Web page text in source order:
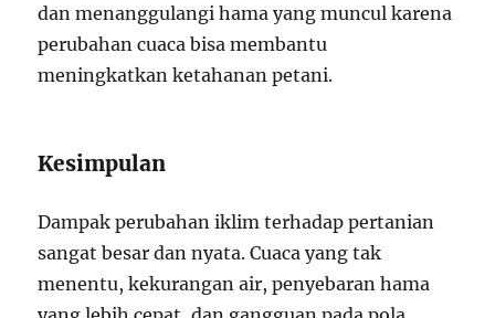
dan menanggulangi hama yang muncul karena
perubahan cuaca bisa membantu
meningkatkan ketahanan petani.
Kesimpulan
Dampak perubahan iklim terhadap pertanian
sangat besar dan nyata. Cuaca yang tak
menentu, kekurangan air, penyebaran hama